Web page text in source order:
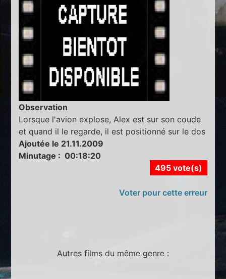
Observation
Lorsque l'avion explose, Alex est sur son coude
et quand il le regarde, il est positionné sur le dos
Ajoutée le 21.11.2009
Minutage : 00:18:20
495 vote(s)
Voter pour cette erreur
Autres films du même genre :